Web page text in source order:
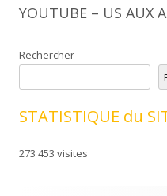
YOUTUBE – US AUX
Rechercher
STATISTIQUE du
273 453 visites